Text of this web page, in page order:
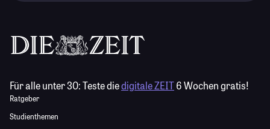
Für alle unter 30:Teste diedigitale ZEIT6 Wochen gratis!
Ratgeber
Studienthemen